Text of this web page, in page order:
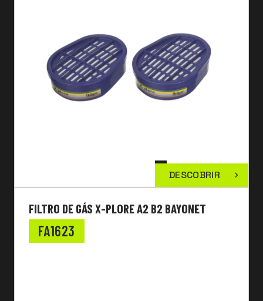
DESCOBRIR
FILTRO DE GÁS X-PLORE A2 B2 BAYONET
FA1623